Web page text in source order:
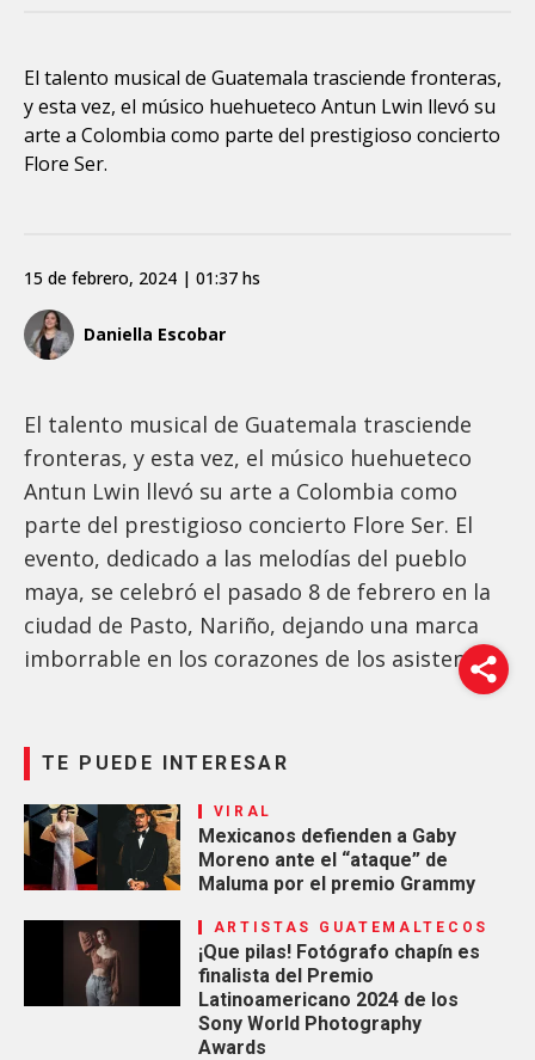
El talento musical de Guatemala trasciende fronteras,
y esta vez, el músico huehueteco Antun Lwin llevó su
arte a Colombia como parte del prestigioso concierto
Flore Ser.
Daniella Escobar
15 de febrero, 2024 | 01:37 hs
El talento musical de Guatemala trasciende
fronteras, y esta vez, el músico huehueteco
Antun Lwin llevó su arte a Colombia como
parte del prestigioso concierto Flore Ser. El
evento, dedicado a las melodías del pueblo
maya, se celebró el pasado 8 de febrero en la
ciudad de Pasto, Nariño, dejando una marca
imborrable en los corazones de los asistentes.
TE PUEDE INTERESAR
VIRAL
Mexicanos defienden a Gaby
Moreno ante el “ataque” de
Maluma por el premio Grammy
ARTISTAS GUATEMALTECOS
¡Que pilas! Fotógrafo chapín es
finalista del Premio
Latinoamericano 2024 de los
Sony World Photography
Awards